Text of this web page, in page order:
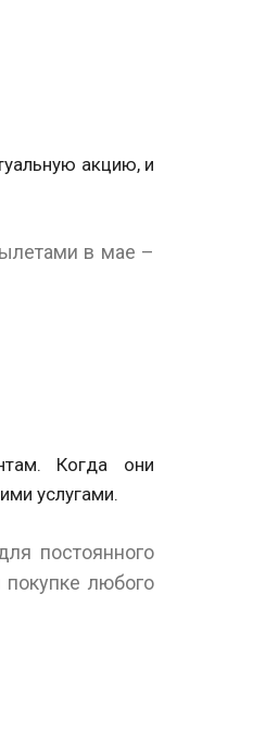
акцию, и
в мае –
Когда они
услугами.
постоянного
любого